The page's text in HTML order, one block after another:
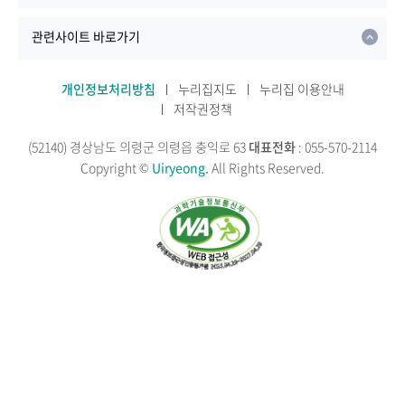
관련사이트 바로가기
개인정보처리방침 누리집지도
누리집 이용안내
저작권정책
(52140) 경상남도 의령군 의령읍 충익로 63 대표전화 : 055-570-2114
Copyright © Uiryeong. All Rights Reserved.